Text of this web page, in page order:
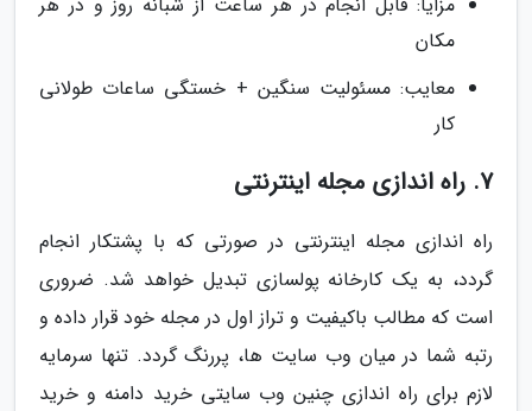
مکان
معایب: مسئولیت سنگین + خستگی ساعات طولانی
کار
7. راه اندازی مجله اینترنتی
راه اندازی مجله اینترنتی در صورتی که با پشتکار انجام
گردد، به یک کارخانه پولسازی تبدیل خواهد شد. ضروری
است که مطالب باکیفیت و تراز اول در مجله خود قرار داده و
رتبه شما در میان وب سایت ها، پررنگ گردد. تنها سرمایه
لازم برای راه اندازی چنین وب سایتی خرید دامنه و خرید